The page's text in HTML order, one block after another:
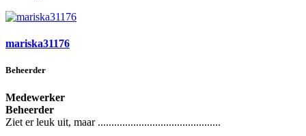
mariska31176
Beheerder
Medewerker
Beheerder
Ziet er leuk uit, maar .............................................